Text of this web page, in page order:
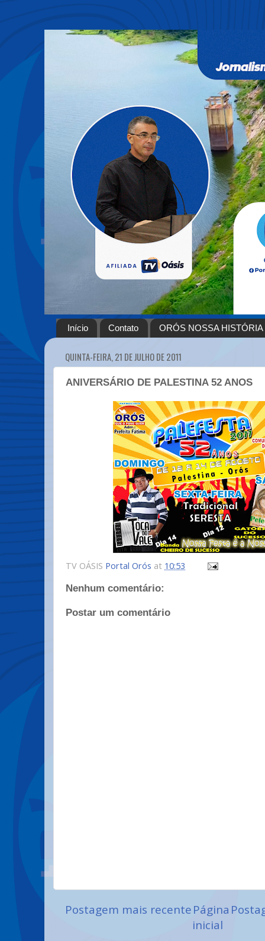
Início Contato ORÓS NOSSA HISTÓRIA
QUINTA-FEIRA, 21 DE JULHO DE 2011
ANIVERSÁRIO DE PALESTINA 52 ANOS
TV OÁSIS Portal Orós at 10:53
Nenhum comentário:
Postar um comentário
Postagem mais recentePágina
inicial